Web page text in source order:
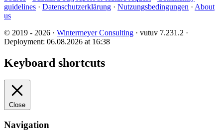
guidelines · Datenschutzerklärung · Nutzungsbedingungen · About
us
© 2019 - 2026 · Wintermeyer Consulting · vutuv 7.231.2 ·
Deployment: 06.08.2026 at 16:38
Keyboard shortcuts
Close
Navigation